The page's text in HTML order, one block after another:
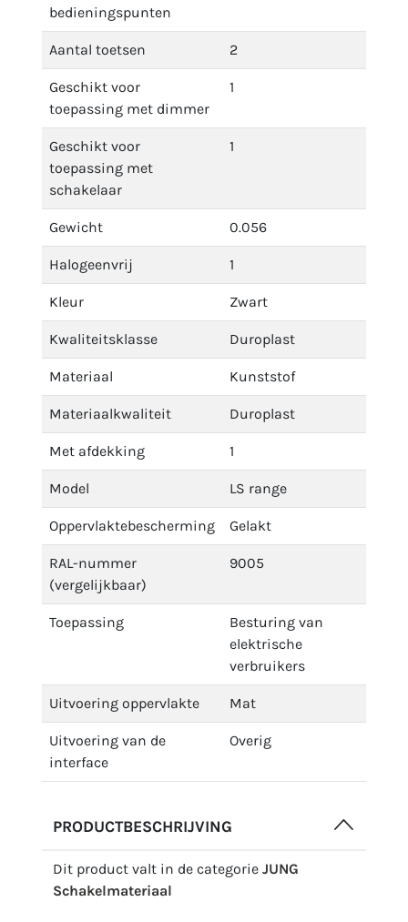
bedieningspunten
Aantal toetsen 2
Geschikt voor
toepassing met dimmer
1
Geschikt voor
toepassing met
schakelaar
1
Gewicht 0.056
Halogeenvrij 1
Kleur Zwart
Kwaliteitsklasse Duroplast
Materiaal Kunststof
Materiaalkwaliteit Duroplast
Met afdekking 1
Model LS range
Oppervlaktebescherming Gelakt
RAL-nummer
(vergelijkbaar)
9005
Toepassing
Besturing van
elektrische
verbruikers
Uitvoering oppervlakte Mat
Uitvoering van de
interface
Overig
PRODUCTBESCHRIJVING
Dit product valt in de categorie JUNG
Schakelmateriaal